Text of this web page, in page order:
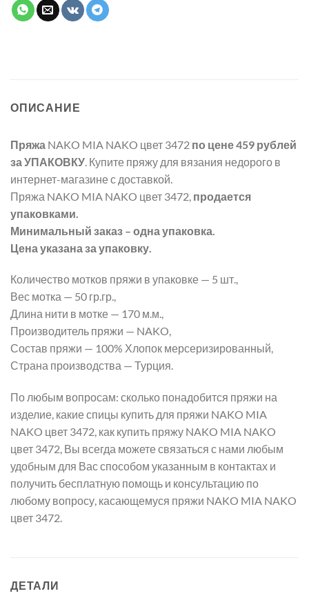
ОПИСАНИЕ
Пряжа NAKO MIA NAKO цвет 3472 по цене 459 рублей
за УПАКОВКУ . Купите пряжу для вязания недорого в
интернет-магазине с доставкой.
Пряжа NAKO MIA NAKO цвет 3472, продается
упаковками.
Минимальный заказ – одна упаковка.
Цена указана за упаковку.
Количество мотков пряжи в упаковке — 5 шт.,
Вес мотка — 50 гр.гр.,
Длина нити в мотке — 170 м.м.,
Производитель пряжи — NAKO,
Состав пряжи — 100% Хлопок мерсеризированный,
Страна производства — Турция.
По любым вопросам: сколько понадобится пряжи на
изделие, какие спицы купить для пряжи NAKO MIA
NAKO цвет 3472, как купить пряжу NAKO MIA NAKO
цвет 3472, Вы всегда можете связаться с нами любым
удобным для Вас способом указанным в контактах и
получить бесплатную помощь и консультацию по
любому вопросу, касающемуся пряжи NAKO MIA NAKO
цвет 3472.
ДЕТАЛИ